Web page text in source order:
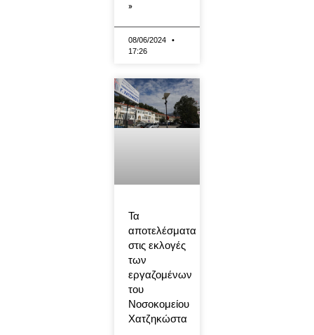
»
08/06/2024
17:26
Τα
αποτελέσματα
στις εκλογές
των
εργαζομένων
του
Νοσοκομείου
Χατζηκώστα